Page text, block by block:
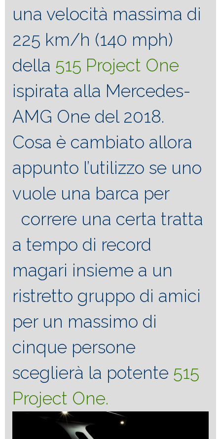
una velocità massima di
225 km/h (140 mph)
della 515 Project One
ispirata alla Mercedes-
AMG One del 2018.
Cosa è cambiato allora
appunto l’utilizzo se uno
vuole una barca per
correre una certa tratta
a tempo di record
magari insieme a un
ristretto gruppo di amici
per un massimo di
cinque persone
sceglierà la potente 515
Project One.